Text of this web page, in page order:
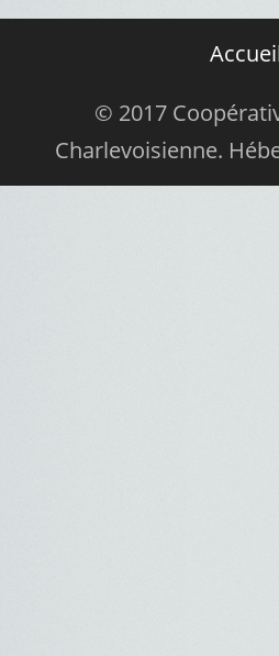
© 2017
Charlevoisienne.